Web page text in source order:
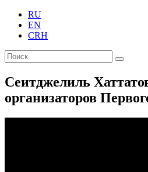
RU
EN
CRH
Сеитджелиль
организаторов